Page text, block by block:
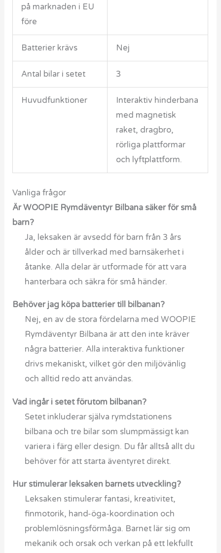
på marknaden i EU
före
Batterier krävs Nej
Antal bilar i setet 3
Huvudfunktioner
Interaktiv hinderbana
med magnetisk
raket, dragbro,
rörliga plattformar
och lyftplattform.
Vanliga frågor
Är WOOPIE Rymdäventyr Bilbana säker för små
barn?
Ja, leksaken är avsedd för barn från 3 års
ålder och är tillverkad med barnsäkerhet i
åtanke. Alla delar är utformade för att vara
hanterbara och säkra för små händer.
Behöver jag köpa batterier till bilbanan?
Nej, en av de stora fördelarna med WOOPIE
Rymdäventyr Bilbana är att den inte kräver
några batterier. Alla interaktiva funktioner
drivs mekaniskt, vilket gör den miljövänlig
och alltid redo att användas.
Vad ingår i setet förutom bilbanan?
Setet inkluderar själva rymdstationens
bilbana och tre bilar som slumpmässigt kan
variera i färg eller design. Du får alltså allt du
behöver för att starta äventyret direkt.
Hur stimulerar leksaken barnets utveckling?
Leksaken stimulerar fantasi, kreativitet,
finmotorik, hand-öga-koordination och
problemlösningsförmåga. Barnet lär sig om
mekanik och orsak och verkan på ett lekfullt